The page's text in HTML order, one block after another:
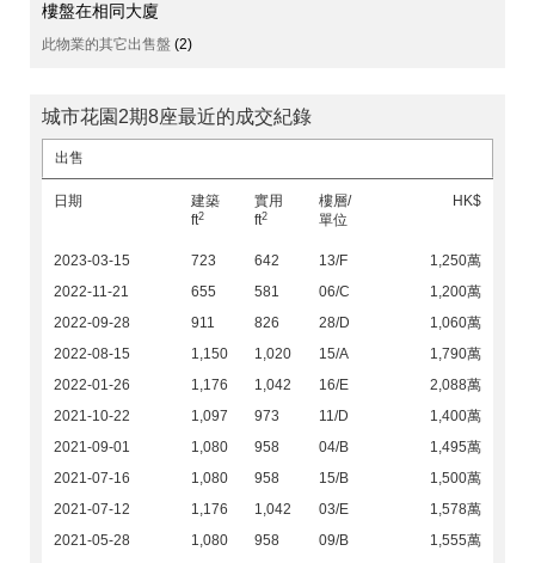
樓盤在相同大廈
此物業的其它出售盤 (2)
城市花園2期8座最近的成交紀錄
出售
日期
建築
ft2
實用
ft2
樓層/
單位
HK$
2023-03-15 723 642 13/F
1,250萬
2022-11-21
655 581 06/C
1,200萬
2022-09-28
911 826 28/D
1,060萬
2022-08-15
1,150 1,020 15/A
1,790萬
2022-01-26
1,176 1,042 16/E
2,088萬
2021-10-22
1,097 973 11/D
1,400萬
2021-09-01
1,080 958 04/B
1,495萬
2021-07-16
1,080 958 15/B
1,500萬
2021-07-12
1,176 1,042 03/E
1,578萬
2021-05-28
1,080 958 09/B
1,555萬